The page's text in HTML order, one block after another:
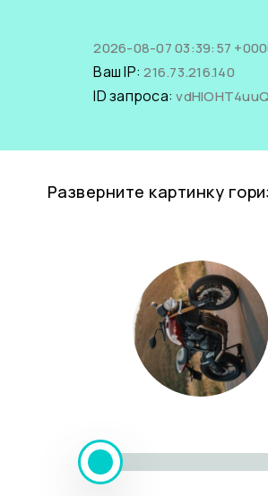
2026-08-07 03:39:57
Ваш IP:216.73.216.140
ID запроса:
Разверните картинку